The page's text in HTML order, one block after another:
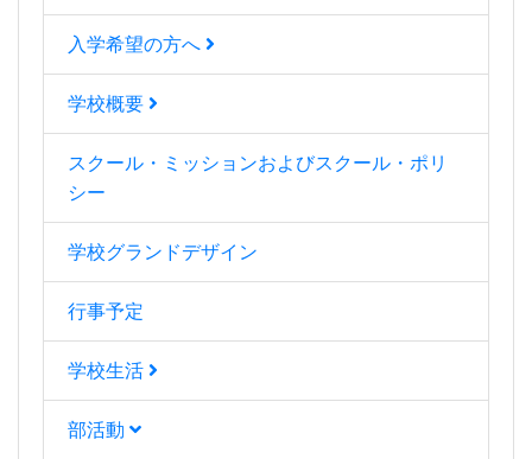
入学希望の方へ
学校概要
スクール・ミッションおよびスクール・ポリ
シー
学校グランドデザイン
行事予定
学校生活
部活動